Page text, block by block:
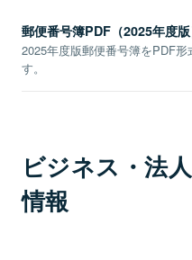
郵便番号簿PDF（2025年度版
2025年度版郵便番号簿をPDF
す。
ビジネス・法
情報